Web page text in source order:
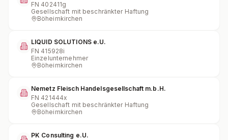
FN 402411g
Gesellschaft mit beschränkter Haftung
Böheimkirchen
LIQUID SOLUTIONS e.U.
FN 415928i
Einzelunternehmer
Böheimkirchen
Nemetz Fleisch Handelsgesellschaft m.b.H.
FN 421444x
Gesellschaft mit beschränkter Haftung
Böheimkirchen
PK Consulting e.U.